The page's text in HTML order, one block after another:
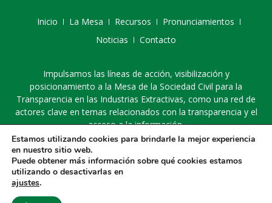
Inicio La Mesa Recursos
Pronunciamientos
Noticias
Contacto
Impulsamos las líneas de acción, visibilización y
posicionamiento a la Mesa de la Sociedad Civil para la
Transparencia en las Industrias Extractivas, como una red de
actores clave en temas relacionados con la transparencia y el
acceso a la información.
© 2025 Mesa de la sociedad civil para la transparencia en las
Estamos utilizando cookies para brindarle la mejor experiencia
en nuestro sitio web.
Puede obtener más información sobre qué cookies estamos
utilizando o desactivarlas en
ajustes.